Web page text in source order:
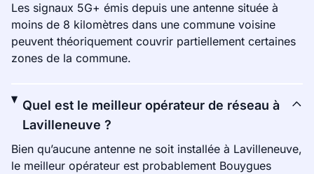
Les signaux 5G+ émis depuis une antenne située à
moins de 8 kilomètres dans une commune voisine
peuvent théoriquement couvrir partiellement certaines
zones de la commune.
Quel est le meilleur opérateur de réseau à
Lavilleneuve ?
Bien qu’aucune antenne ne soit installée à Lavilleneuve,
le meilleur opérateur est probablement Bouygues